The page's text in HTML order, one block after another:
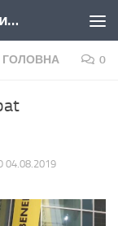
Національна федерація кікбоксингу України
ГОЛОВНА 0
04.08.2019